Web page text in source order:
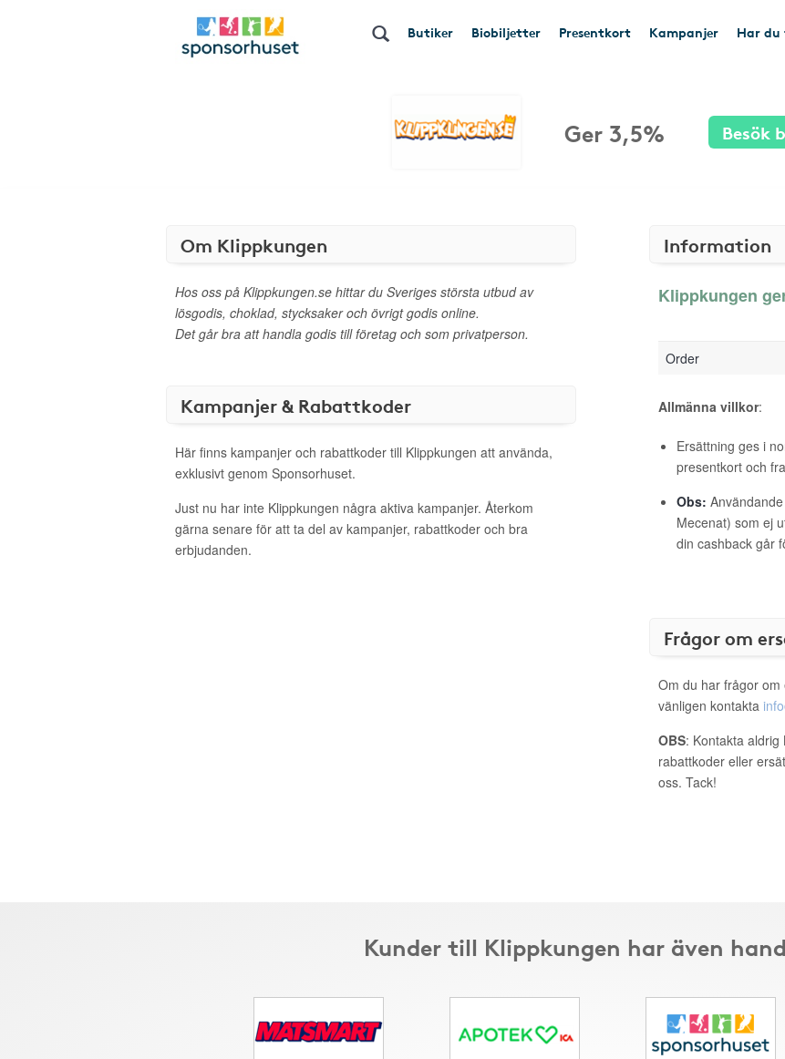
Butiker Biobiljetter Presentkort Kampanjer Har du
Ger 3,5% Besök
Om Klippkungen
Hos oss på Klippkungen.se hittar du Sveriges största utbud av
lösgodis, choklad, stycksaker och övrigt godis online.
Det går bra att handla godis till företag och som privatperson.
Kampanjer & Rabattkoder
Här finns kampanjer och rabattkoder till Klippkungen att använda,
exklusivt genom Sponsorhuset.
Just nu har inte Klippkungen några aktiva kampanjer. Återkom
gärna senare för att ta del av kampanjer, rabattkoder och bra
erbjudanden.
Information
Klippkungen
Order
Allmänna villkor:
Ersättning ges i
presentkort och
Obs:
Mecenat) som ej
din cashback går
Frågor om
Om du har frågor
vänligen kontakta
OBS: Kontakta
rabattkoder eller
oss. Tack!
Kunder till Klippkungen har även